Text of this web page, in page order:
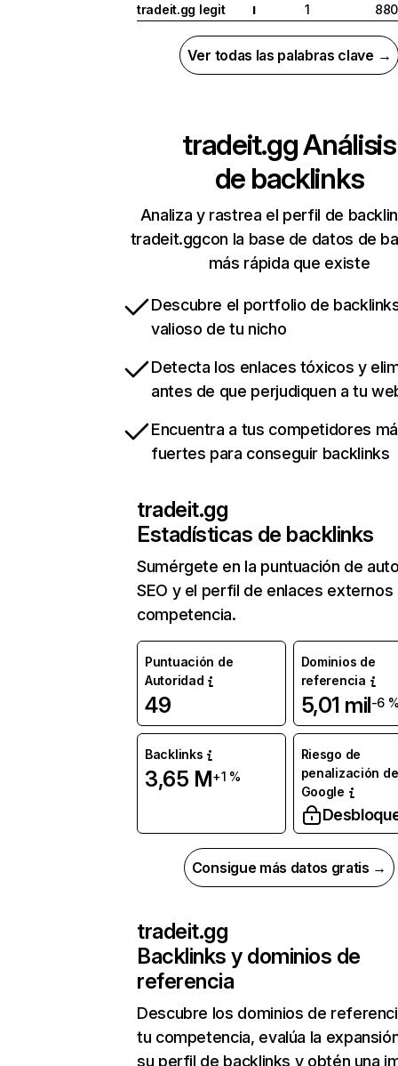
tradeit.gg legit
I 1 880
Ver todas las palabras clave →
tradeit.ggAnálisis
de backlinks
Analiza y rastrea el perfil de
tradeit.ggcon la base de datos de
más rápida que existe
Descubre el portfolio de
valioso de tu nicho
Detecta los enlaces tóxicos y
antes de que perjudiquen a tu
Encuentra a tus competidores
fuertes para conseguir backlinks
tradeit.gg
Estadísticas de backlinks
Sumérgete en la puntuación de
SEO y el perfil de enlaces externos
competencia.
Puntuación de
Autoridad
49
Dominios de
referencia
5,01 mil-6
Backlinks
3,65 M+1 %
Riesgo de
penalización de
Google
Consigue más datos gratis →
tradeit.gg
Backlinks y dominios de
referencia
Descubre los dominios de
tu competencia, evalúa la
su perfil de backlinks y obtén una